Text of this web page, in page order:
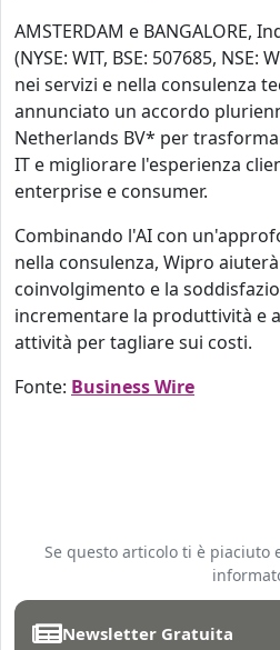
AMSTERDAM e BANGALORE,
(NYSE: WIT, BSE: 507685, NSE:
nei servizi e nella consulenza
annunciato un accordo
Netherlands BV* per
IT e migliorare l'esperienza
enterprise e consumer.
Combinando l'AI con
nella consulenza, Wipro
coinvolgimento e la
incrementare la produttività e
attività per tagliare sui costi.
Fonte: Business Wire
Se questo articolo ti è piaciuto
Newsletter Gratuita